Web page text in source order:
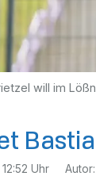
will im
Uhr Autor: